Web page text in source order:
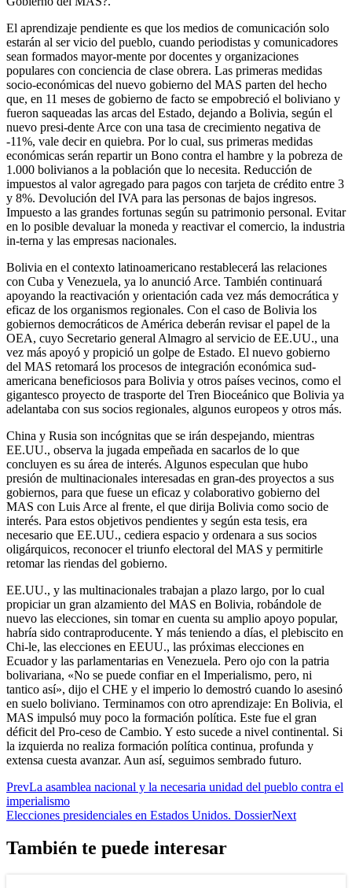
El aprendizaje pendiente es que los medios de comunicación solo
estarán al ser vicio del pueblo, cuando periodistas y comunicadores
sean formados mayor-mente por docentes y organizaciones
populares con conciencia de clase obrera. Las primeras medidas
socio-económicas del nuevo gobierno del MAS parten del hecho
que, en 11 meses de gobierno de facto se empobreció el boliviano y
fueron saqueadas las arcas del Estado, dejando a Bolivia, según el
nuevo presi-dente Arce con una tasa de crecimiento negativa de
-11%, vale decir en quiebra. Por lo cual, sus primeras medidas
económicas serán repartir un Bono contra el hambre y la pobreza de
1.000 bolivianos a la población que lo necesita. Reducción de
impuestos al valor agregado para pagos con tarjeta de crédito entre 3
y 8%. Devolución del IVA para las personas de bajos ingresos.
Impuesto a las grandes fortunas según su patrimonio personal. Evitar
en lo posible devaluar la moneda y reactivar el comercio, la industria
in-terna y las empresas nacionales.
Bolivia en el contexto latinoamericano restablecerá las relaciones
con Cuba y Venezuela, ya lo anunció Arce. También continuará
apoyando la reactivación y orientación cada vez más democrática y
eficaz de los organismos regionales. Con el caso de Bolivia los
gobiernos democráticos de América deberán revisar el papel de la
OEA, cuyo Secretario general Almagro al servicio de EE.UU., una
vez más apoyó y propició un golpe de Estado. El nuevo gobierno
del MAS retomará los procesos de integración económica sud-
americana beneficiosos para Bolivia y otros países vecinos, como el
gigantesco proyecto de trasporte del Tren Bioceánico que Bolivia ya
adelantaba con sus socios regionales, algunos europeos y otros más.
China y Rusia son incógnitas que se irán despejando, mientras
EE.UU., observa la jugada empeñada en sacarlos de lo que
concluyen es su área de interés. Algunos especulan que hubo
presión de multinacionales interesadas en gran-des proyectos a sus
gobiernos, para que fuese un eficaz y colaborativo gobierno del
MAS con Luis Arce al frente, el que dirija Bolivia como socio de
interés. Para estos objetivos pendientes y según esta tesis, era
necesario que EE.UU., cediera espacio y ordenara a sus socios
oligárquicos, reconocer el triunfo electoral del MAS y permitirle
retomar las riendas del gobierno.
EE.UU., y las multinacionales trabajan a plazo largo, por lo cual
propiciar un gran alzamiento del MAS en Bolivia, robándole de
nuevo las elecciones, sin tomar en cuenta su amplio apoyo popular,
habría sido contraproducente. Y más teniendo a días, el plebiscito en
Chi-le, las elecciones en EEUU., las próximas elecciones en
Ecuador y las parlamentarias en Venezuela. Pero ojo con la patria
bolivariana, «No se puede confiar en el Imperialismo, pero, ni
tantico así», dijo el CHE y el imperio lo demostró cuando lo asesinó
en suelo boliviano. Terminamos con otro aprendizaje: En Bolivia, el
MAS impulsó muy poco la formación política. Este fue el gran
déficit del Pro-ceso de Cambio. Y esto sucede a nivel continental. Si
la izquierda no realiza formación política continua, profunda y
extensa cuesta avanzar. Aun así, seguimos sembrado futuro.
PrevLa asamblea nacional y la necesaria unidad del pueblo contra el
imperialismo
Elecciones presidenciales en Estados Unidos. DossierNext
También te puede interesar